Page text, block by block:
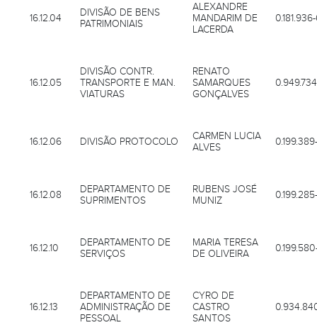
16.12.04
DIVISÃO DE BENS
PATRIMONIAIS
ALEXANDRE
MANDARIM DE
LACERDA
16.12.05
DIVISÃO CONTR.
TRANSPORTE E MAN.
VIATURAS
RENATO
SAMARQUES
GONÇALVES
16.12.06 DIVISÃO PROTOCOLO
CARMEN LUCIA
ALVES
16.12.08
DEPARTAMENTO DE
SUPRIMENTOS
RUBENS JOSÉ
MUNIZ
16.12.10
DEPARTAMENTO DE
SERVIÇOS
MARIA TERESA
DE OLIVEIRA
16.12.13
DEPARTAMENTO DE
ADMINISTRAÇÃO DE
PESSOAL
CYRO DE
CASTRO
SANTOS